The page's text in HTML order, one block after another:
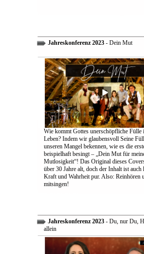
Jahreskonferenz 2023- Dein Mut
Wie kommt Gottes unerschöpfliche Fülle
Leben? Indem wir glaubensvoll Seine
unseren Mangel bekennen, wie es die
beispielhaft besingt – „Dein Mut für
Mutlosigkeit“! Das Original dieses
über 30 Jahre alt, doch der Inhalt ist auch
Kraft und Wahrheit pur. Also: Reinhören
mitsingen!
Jahreskonferenz 2023- Du, nur Du,
allein